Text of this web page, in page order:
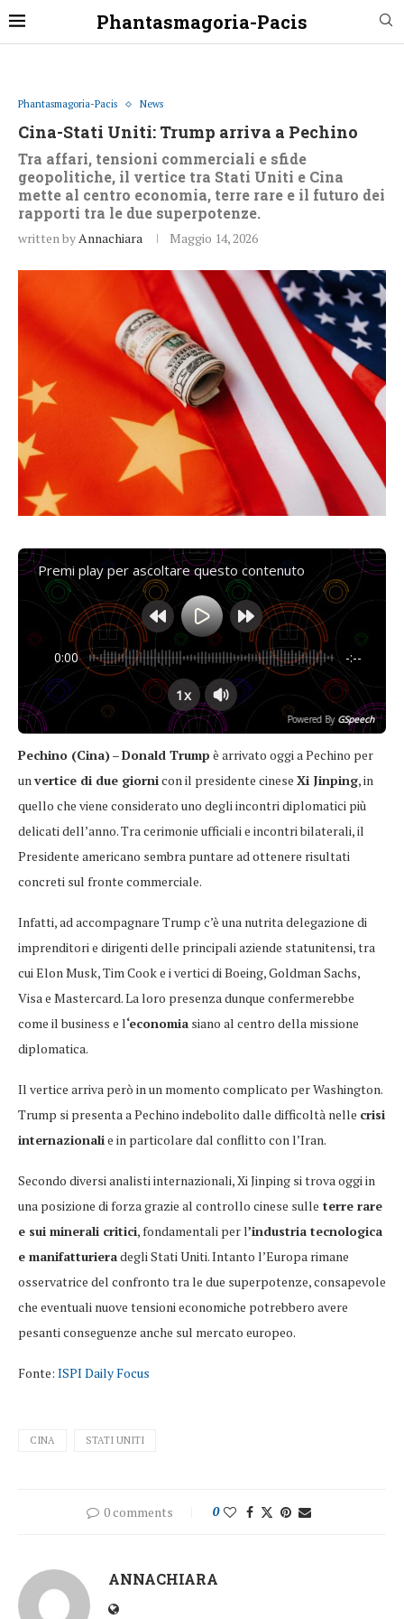
Phantasmagoria-Pacis
Phantasmagoria-Pacis News
Cina-Stati Uniti: Trump arriva a Pechino
Tra affari, tensioni commerciali e sfide
geopolitiche, il vertice tra Stati Uniti e Cina
mette al centro economia, terre rare e il futuro dei
rapporti tra le due superpotenze.
written byAnnachiara Maggio 14, 2026
Premi play per ascoltare questo contenuto
0:00 -:--
1x
Powered By GSpeech
Pechino (Cina)–Donald Trump è arrivato oggi a Pechino per
unvertice di due giornicon il presidente cinese Xi Jinping, in
quello che viene considerato uno degli incontri diplomatici più
delicati dell’anno. Tra cerimonie ufficiali e incontri bilaterali, il
Presidente americano sembra puntare ad ottenere risultati
concreti sul fronte commerciale.
Infatti, ad accompagnare Trump c’è una nutrita delegazione di
imprenditori e dirigenti delle principali aziende statunitensi, tra
cui Elon Musk, Tim Cook e i vertici di Boeing, Goldman Sachs,
Visa e Mastercard. La loro presenza dunque confermerebbe
come il business e l‘economia siano al centro della missione
diplomatica.
Il vertice arriva però in un momento complicato per Washington.
Trump si presenta a Pechino indebolito dalle difficoltà nelle crisi
internazionalie in particolare dal conflitto con l’Iran.
Secondo diversi analisti internazionali, Xi Jinping si trova oggi in
una posizione di forza grazie al controllo cinese sulle terre rare
e sui minerali critici, fondamentali per l’industria tecnologica
e manifatturieradegli Stati Uniti. Intanto l’Europa rimane
osservatrice del confronto tra le due superpotenze, consapevole
che eventuali nuove tensioni economiche potrebbero avere
pesanti conseguenze anche sul mercato europeo.
Fonte: ISPI Daily Focus
CINA STATI UNITI
0 comments 0
ANNACHIARA